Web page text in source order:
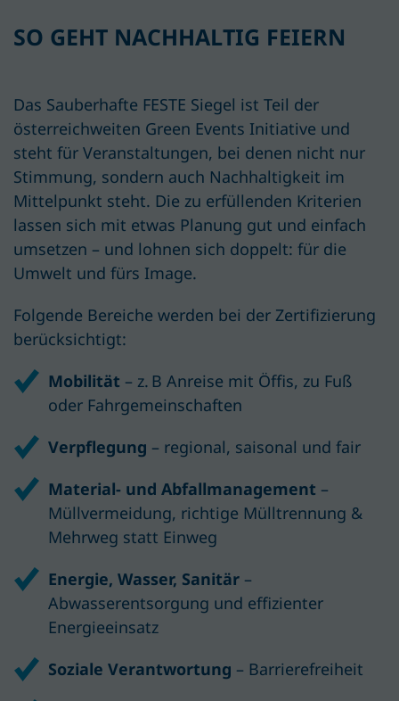
SO GEHT NACHHALTIG FEIERN
Das Sauberhafte FESTE Siegel ist Teil der
österreichweiten Green Events Initiative und
steht für Veranstaltungen, bei denen nicht nur
Stimmung, sondern auch Nachhaltigkeit im
Mittelpunkt steht. Die zu erfüllenden Kriterien
lassen sich mit etwas Planung gut und einfach
umsetzen – und lohnen sich doppelt: für die
Umwelt und fürs Image.
Folgende Bereiche werden bei der Zertifizierung
berücksichtigt:
Mobilität – z. B Anreise mit Öffis, zu Fuß
oder Fahrgemeinschaften
Verpflegung – regional, saisonal und fair
Material- und Abfallmanagement –
Müllvermeidung, richtige Mülltrennung &
Mehrweg statt Einweg
Energie, Wasser, Sanitär –
Abwasserentsorgung und effizienter
Energieeinsatz
Soziale Verantwortung – Barrierefreiheit